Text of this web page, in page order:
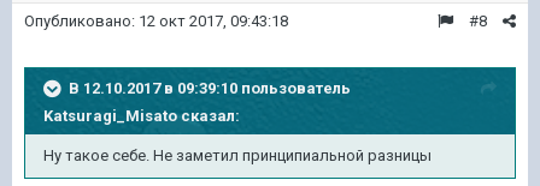
#8
Опубликовано: 12 окт 2017, 09:43:18
В 12.10.2017 в 09:39:10 пользователь
Katsuragi_Misatoсказал:
Ну такое себе. Не заметил принципиальной разницы